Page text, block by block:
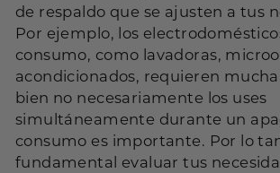
de respaldo que se ajusten a tus
Por ejemplo, los
consumo, como lavadoras,
acondicionados, requieren mucha
bien no necesariamente los uses
simultáneamente durante un
consumo es importante. Por lo
fundamental evaluar tus